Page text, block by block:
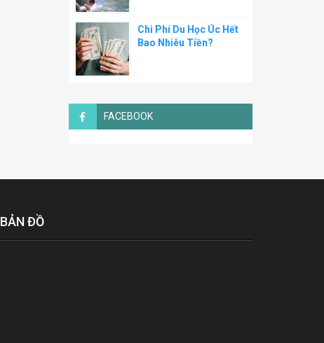
Chi Phí Du Học Úc Hết
Bao Nhiêu Tiền?
FACEBOOK
BẢN ĐỒ